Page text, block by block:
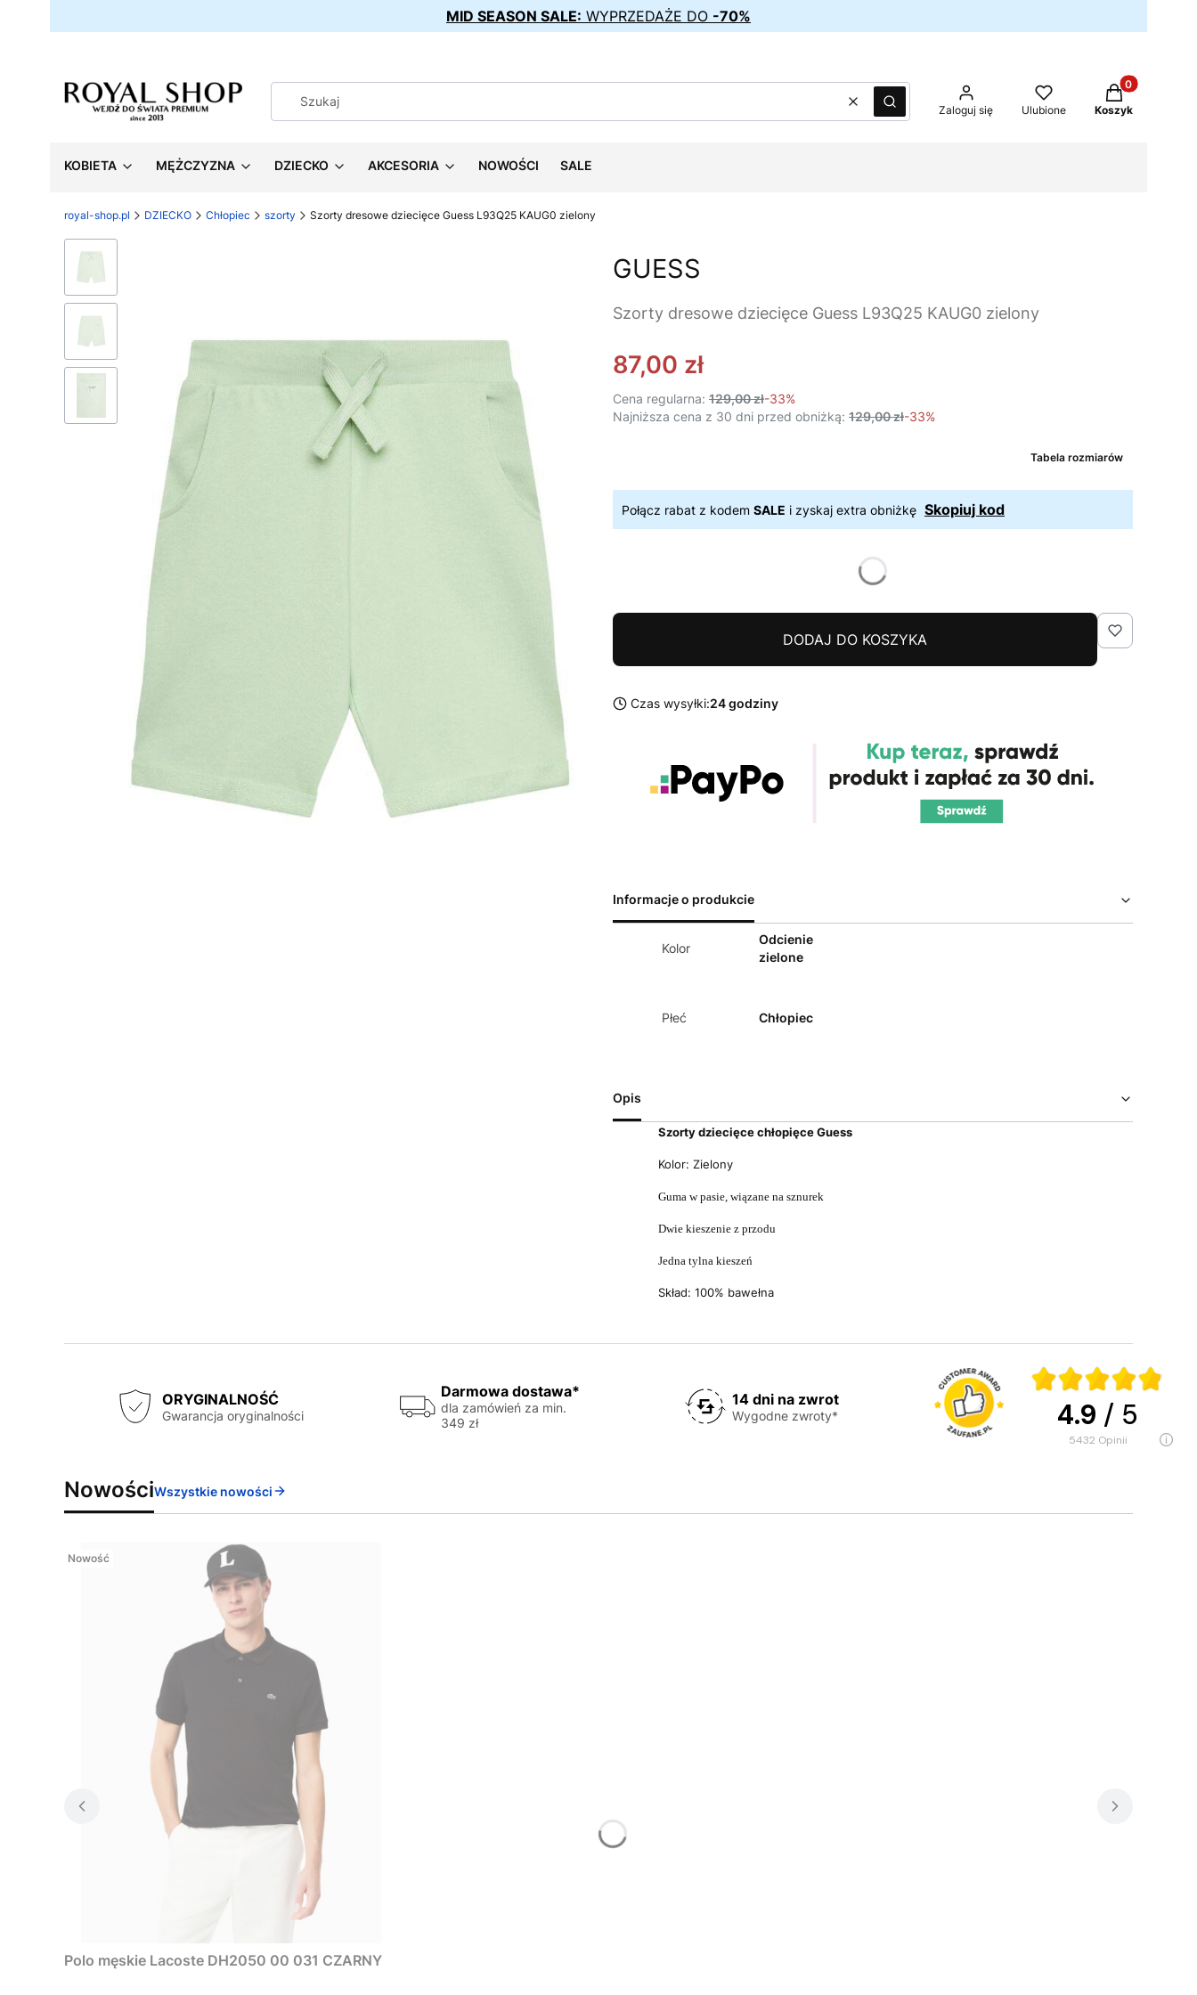
MID SEASON SALE: WYPRZEDAŻE DO -70%
WyczyśćSzukaj Zaloguj się Ulubione
Produkty w
Koszyk
KOBIETA MĘŻCZYZNA DZIECKO AKCESORIA NOWOŚCI SALE
royal-shop.pl DZIECKO Chłopiec szorty Szorty dresowe dziecięce Guess L93Q25 KAUG0 zielony
GUESS
Szorty dresowe dziecięce Guess L93Q25 KAUG0 zielony
87,00 zł
Cena regularna: 129,00 zł-33%
Najniższa cena z 30 dni przed obniżką: 129,00 zł-33%
Tabela rozmiarów
Połącz rabat z kodem SALE i zyskaj extra obniżkę Skopiuj kod
DODAJ DO KOSZYKA
Czas wysyłki:24 godziny
Informacje o produkcie
Kolor
Odcienie
zielone
Płeć Chłopiec
Opis
Szorty dziecięce chłopięce Guess
Kolor: Zielony
Guma w pasie, wiązane na sznurek
Dwie kieszenie z przodu
Jedna tylna kieszeń
Skład: 100% bawełna
ORYGINALNOŚĆ
Gwarancja oryginalności
Darmowa dostawa*
dla zamówień za min.
349 zł
14 dni na zwrot
Wygodne zwroty* 4.9 / 5
5432 opinii
NowościWszystkie nowości
Nowość
Polo męskie Lacoste DH2050 00 031 CZARNY